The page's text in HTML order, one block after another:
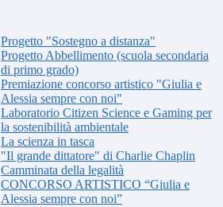
Progetto "Sostegno a distanza"
Progetto Abbellimento (scuola secondaria
di primo grado)
Premiazione concorso artistico "Giulia e
Alessia sempre con noi"
Laboratorio Citizen Science e Gaming per
la sostenibilità ambientale
La scienza in tasca
"Il grande dittatore" di Charlie Chaplin
Camminata della legalità
CONCORSO ARTISTICO “Giulia e
Alessia sempre con noi”